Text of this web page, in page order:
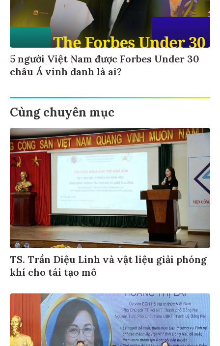
5 người Việt Nam được Forbes Under 30
châu Á vinh danh là ai?
Cùng chuyên mục
TS. Trần Diệu Linh và vật liệu giải phóng
khí cho tái tạo mô